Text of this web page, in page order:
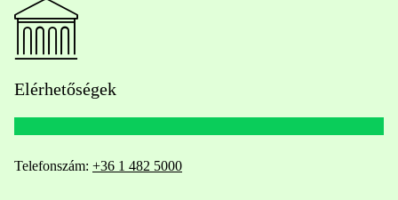
Elérhetőségek
Telefonszám: +36 1 482 5000